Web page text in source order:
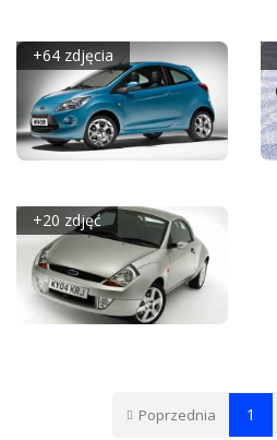
GALERIA REDAKCYJNA
+64 zdjęcia
+20 zdjęć
Poprzednia 1